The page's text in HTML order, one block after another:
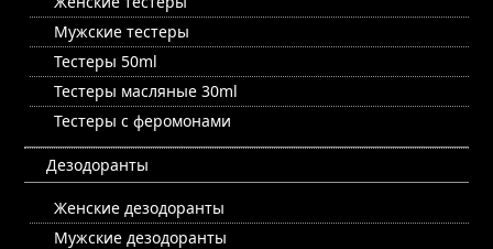
Мужские тестеры
Тестеры 50ml
Тестеры масляные 30ml
Тестеры с феромонами
Дезодоранты
Женские дезодоранты
Мужские дезодоранты